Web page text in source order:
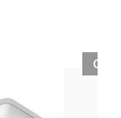
OUT